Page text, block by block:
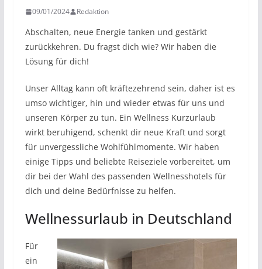
09/01/2024 Redaktion
Abschalten, neue Energie tanken und gestärkt
zurückkehren. Du fragst dich wie? Wir haben die
Lösung für dich!
Unser Alltag kann oft kräftezehrend sein, daher ist es
umso wichtiger, hin und wieder etwas für uns und
unseren Körper zu tun. Ein Wellness Kurzurlaub
wirkt beruhigend, schenkt dir neue Kraft und sorgt
für unvergessliche Wohlfühlmomente. Wir haben
einige Tipps und beliebte Reiseziele vorbereitet, um
dir bei der Wahl des passenden Wellnesshotels für
dich und deine Bedürfnisse zu helfen.
Wellnessurlaub in Deutschland
Für
ein